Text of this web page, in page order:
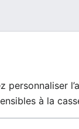
à la